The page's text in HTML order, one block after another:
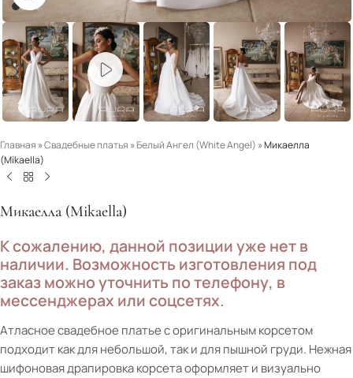
Главная »Свадебные платья »Белый Ангел (White Angel) »Микаелла
(Mikaella)
Микаелла (Mikaella)
К сожалению, данной позиции уже нет в
наличии. Возможность изготовления под
заказ можно уточнить по телефону, в
мессенджерах или соцсетях.
Атласное свадебное платье с оригинальным корсетом
подходит как для небольшой, так и для пышной груди. Нежная
шифоновая драпировка корсета оформляет и визуально